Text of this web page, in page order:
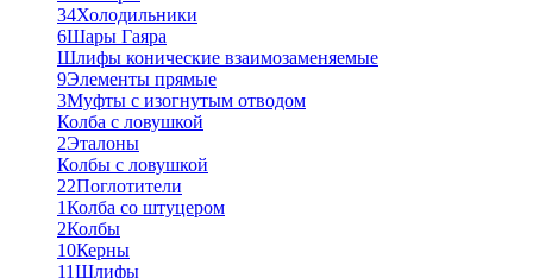
34Холодильники
6Шары Гаяра
Шлифы конические взаимозаменяемые
9Элементы прямые
3Муфты с изогнутым отводом
Колба с ловушкой
2Эталоны
Колбы с ловушкой
22Поглотители
1Колба со штуцером
2Колбы
10Керны
11Шлифы